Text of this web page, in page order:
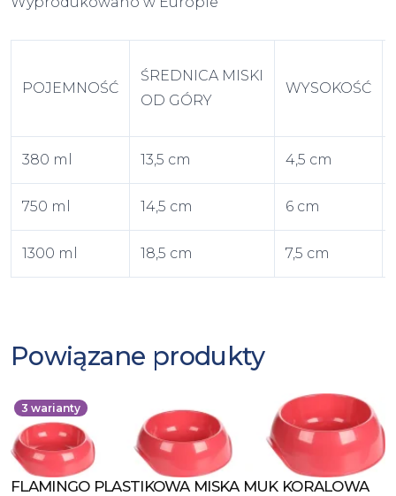
POJEMNOŚĆ
ŚREDNICA MISKI
OD GÓRY
WYSOKOŚĆ
380 ml 13,5 cm 4,5 cm
750 ml 14,5 cm 6 cm
1300 ml 18,5 cm 7,5 cm
Powiązane produkty
3 warianty
Zobacz produkt
FLAMINGO PLASTIKOWA MISKA MUK KORALOWA